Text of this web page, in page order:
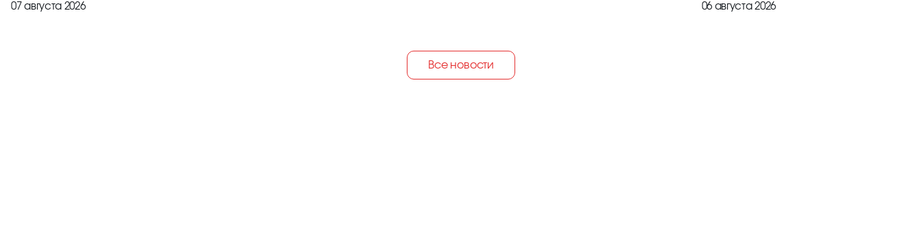
07 августа 2026 06 августа 2026
Все новости